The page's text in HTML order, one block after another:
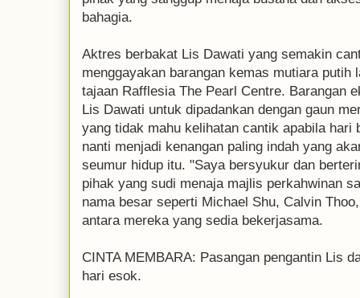
bahagia.
Aktres berbakat Lis Dawati yang semakin
menggayakan barangan kemas mutiara putih
tajaan Rafflesia The Pearl Centre. Barangan
Lis Dawati untuk dipadankan dengan gaun
yang tidak mahu kelihatan cantik apabila hari
nanti menjadi kenangan paling indah yang
seumur hidup itu. "Saya bersyukur dan
pihak yang sudi menaja majlis perkahwinan
nama besar seperti Michael Shu, Calvin
antara mereka yang sedia bekerjasama.
CINTA MEMBARA: Pasangan pengantin Lis
hari esok.